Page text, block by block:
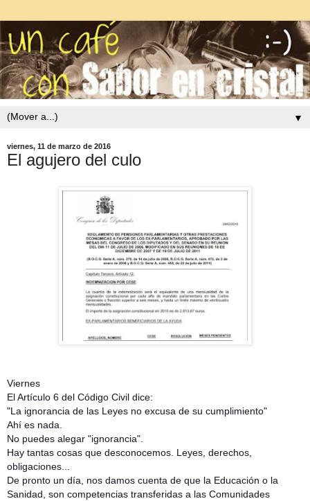
▼
viernes, 11 de marzo de 2016
El agujero del culo
Viernes
El Artículo 6 del Código Civil dice:
"La ignorancia de las Leyes no excusa de su cumplimiento"
Ahí es nada.
No puedes alegar "ignorancia".
Hay tantas cosas que desconocemos. Leyes, derechos,
obligaciones...
De pronto un día, nos damos cuenta de que la Educación o la
Sanidad, son competencias transferidas a las Comunidades